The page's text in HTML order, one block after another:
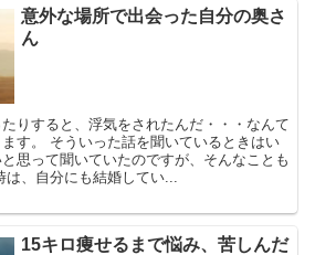
意外な場所で出会った自分の奥さ
ん
りすると、浮気をされたんだ・・・なんて
す。 そういった話を聞いているときはい
思って聞いていたのですが、そんなことも
は、自分にも結婚してい...
15キロ痩せるまで悩み、苦しんだ